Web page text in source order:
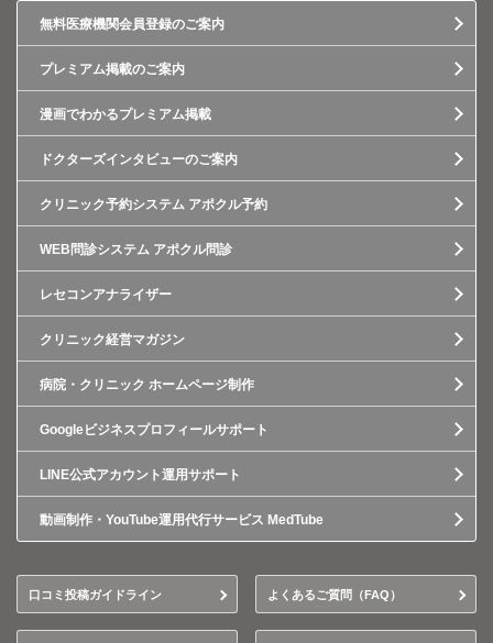
無料医療機関会員登録のご案内
プレミアム掲載のご案内
漫画でわかるプレミアム掲載
ドクターズインタビューのご案内
クリニック予約システム アポクル予約
WEB問診システム アポクル問診
レセコンアナライザー
クリニック経営マガジン
病院・クリニック ホームページ制作
Googleビジネスプロフィールサポート
LINE公式アカウント運用サポート
動画制作・YouTube運用代行サービス MedTube
口コミ投稿ガイドライン よくあるご質問（FAQ）